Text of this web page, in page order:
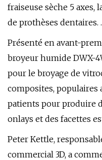
fraiseuse sèche 5 axes,
de prothèses dentaires. .
Présenté en avant-
broyeur humide DWX-
pour le broyage de
composites, populaires
patients pour produire
onlays et des facettes
Peter Kettle,
commercial 3D, a